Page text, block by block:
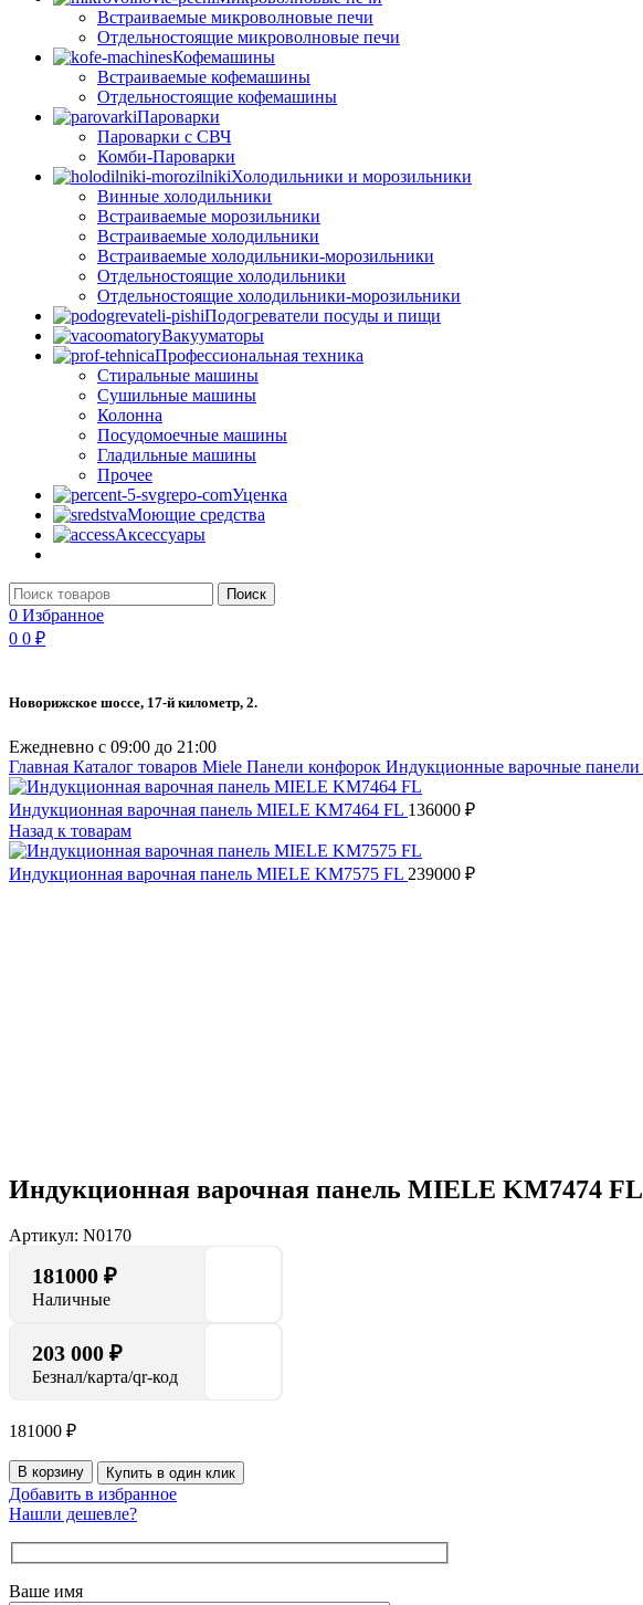
Встраиваемые микроволновые печи
Отдельностоящие микроволновые печи
Кофемашины
Встраиваемые кофемашины
Отдельностоящие кофемашины
Пароварки
Пароварки с СВЧ
Комби-Пароварки
Холодильники и морозильники
Винные холодильники
Встраиваемые морозильники
Встраиваемые холодильники
Встраиваемые холодильники-морозильники
Отдельностоящие холодильники
Отдельностоящие холодильники-морозильники
Подогреватели посуды и пищи
Вакууматоры
Профессиональная техника
Стиральные машины
Сушильные машины
Колонна
Посудомоечные машины
Гладильные машины
Прочее
Уценка
Моющие средства
Аксессуары
Поиск
0 Избранное
0 0 ₽
Новорижское шоссе, 17-й километр, 2.
Ежедневно с 09:00 до 21:00
Главная Каталог товаров Miele Панели конфорок Индукционные варочные панели
Индукционная варочная панель MIELE KM7464 FL 136000 ₽
Назад к товарам
Индукционная варочная панель MIELE KM7575 FL 239000 ₽
Индукционная варочная панель MIELE KM7474 FL
Артикул: N0170
181000 ₽
Наличные
203 000 ₽
Безнал/карта/qr-код
181000 ₽
В корзину Купить в один клик
Добавить в избранное
Нашли дешевле?
Ваше имя